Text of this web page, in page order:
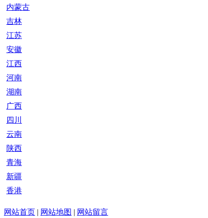
内蒙古
吉林
江苏
安徽
江西
河南
湖南
广西
四川
云南
陕西
青海
新疆
香港
网站首页 | 网站地图 | 网站留言